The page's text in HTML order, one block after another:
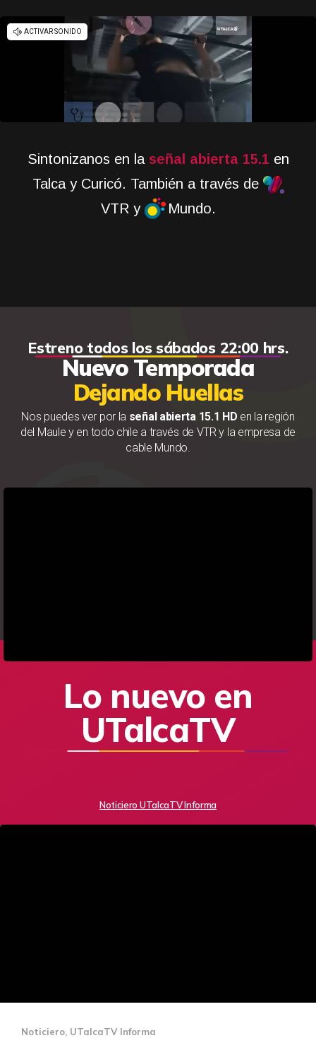
Sintonizanos en la señal abierta 15.1 en
Talca y Curicó. También a través de
VTR y
Mundo.
Estreno todos los sábados 22:00 hrs.
Nuevo Temporada
Dejando Huellas
Nos puedes ver por la señal abierta 15.1 HD en la región
del Maule y en todo chile a través de VTR y la empresa de
cable Mundo.
Lo nuevo en
UTalcaTV
Noticiero UTalcaTV Informa
Noticiero, UTalcaTV Informa